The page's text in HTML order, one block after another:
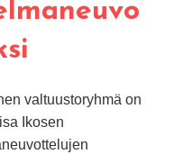
valtuustoryhmä on
Ikosen